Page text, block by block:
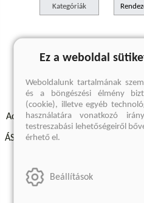
Kategóriák
A keresett
Adatvédelmi szabályzatok
ÁSZF - Vásárlási feltételek
Szállítási információk
Ez a weboldal
Weboldalunk tartalmának
és a böngészési élmény
(cookie), illetve egyéb
használatára vonatkozó
testreszabási lehetőségeiről
érhető el.
Beállítások